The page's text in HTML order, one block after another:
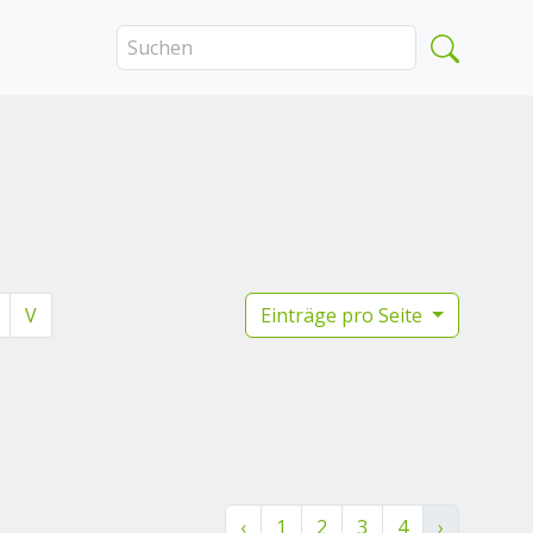
V
Einträge pro Seite
‹ 1 2 3 4 ›